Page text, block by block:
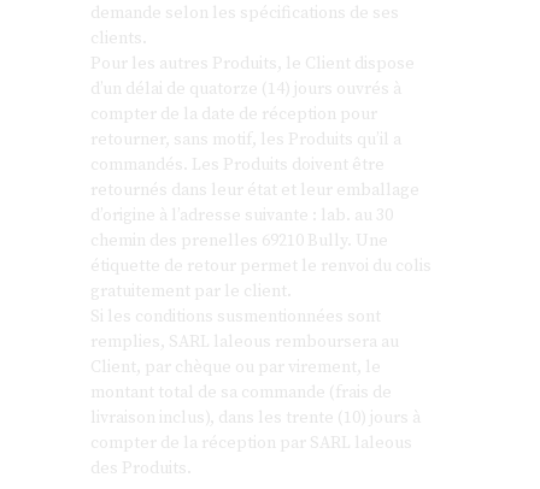
demande selon les spécifications de ses
clients.
Pour les autres Produits, le Client dispose
d’un délai de quatorze (14) jours ouvrés à
compter de la date de réception pour
retourner, sans motif, les Produits qu’il a
commandés. Les Produits doivent être
retournés dans leur état et leur emballage
d’origine à l’adresse suivante : lab. au 30
chemin des prenelles 69210 Bully. Une
étiquette de retour permet le renvoi du colis
gratuitement par le client.
Si les conditions susmentionnées sont
remplies, SARL laleous remboursera au
Client, par chèque ou par virement, le
montant total de sa commande (frais de
livraison inclus), dans les trente (10) jours à
compter de la réception par SARL laleous
des Produits.